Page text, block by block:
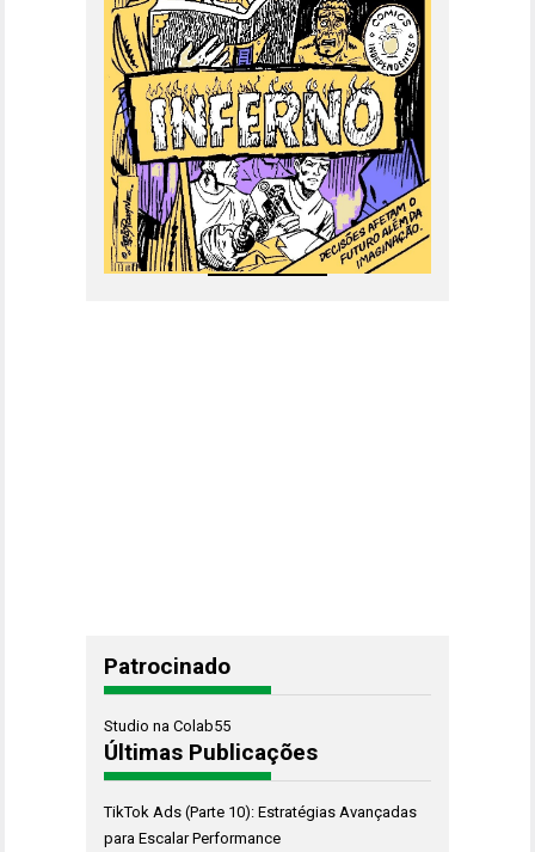
Patrocinado
Studio na Colab55
Últimas Publicações
TikTok Ads (Parte 10): Estratégias Avançadas
para Escalar Performance